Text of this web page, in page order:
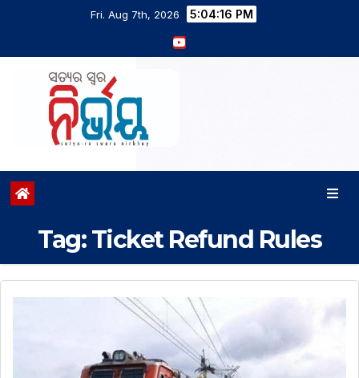
Fri. Aug 7th, 2026 5:04:17 PM
Tag:Ticket Refund Rules